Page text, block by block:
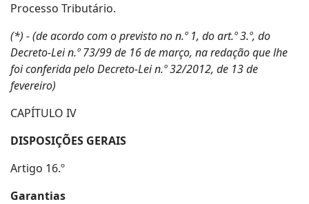
Processo Tributário.
(*) - (de acordo com o previsto no n.º 1, do art.º 3.º, do
Decreto-Lei n.º 73/99 de 16 de março, na redação que lhe
foi conferida pelo Decreto-Lei n.º 32/2012, de 13 de
fevereiro)
CAPÍTULO IV
DISPOSIÇÕES GERAIS
Artigo 16.º
Garantias